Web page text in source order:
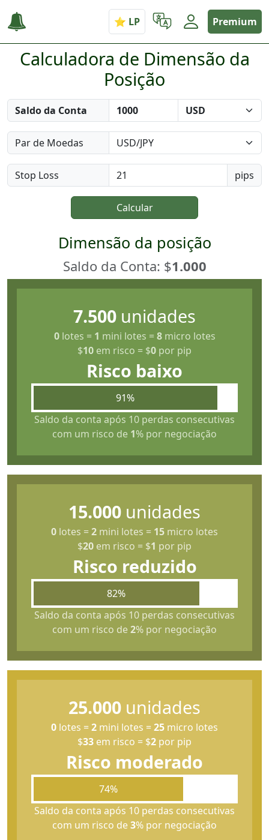
Premium
Calculadora de Dimensão da
Posição
Saldo da Conta
Par de Moedas
Stop Loss pips
Calcular
Dimensão da posição
Saldo da Conta: $1.000
7.500 unidades
0lotes = 1 mini lotes =8micro lotes
$10 em risco = $0 por pip
Risco baixo
91%
Saldo da conta após 10 perdas consecutivas
com um risco de 1% por negociação
15.000 unidades
0 lotes =2 mini lotes = 15 micro lotes
$20 em risco = $1 por pip
Risco reduzido
82%
Saldo da conta após 10 perdas consecutivas
com um risco de2% por negociação
25.000 unidades
0 lotes =2 mini lotes =25 micro lotes
$33 em risco = $2 por pip
Risco moderado
74%
Saldo da conta após 10 perdas consecutivas
com um risco de3% por negociação